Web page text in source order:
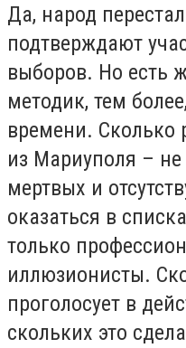
Да, народ
подтверждают
выборов. Но есть
методик, тем
времени. Сколько
из Мариуполя –
мертвых и
оказаться в
только
иллюзионисты.
проголосует в
скольких это